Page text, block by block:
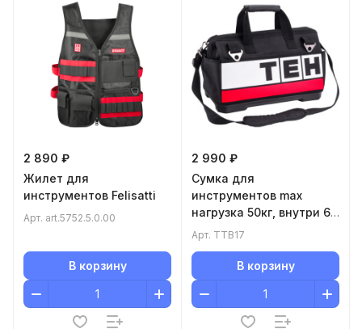
2 890 ₽
Жилет для
инструментов Felisatti
Арт. art.5752.5.0.00
В корзину
2 990 ₽
Сумка для
инструментов maх
нагрузка 50кг, внутри 6,
снаружи 8 отделов, 25л,
Арт. TTB17
В корзину